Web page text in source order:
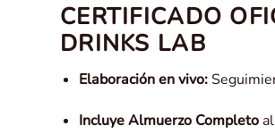
CERTIFICADO
DRINKS LAB
Elaboración en vivo:
Incluye Almuerzo Completoal